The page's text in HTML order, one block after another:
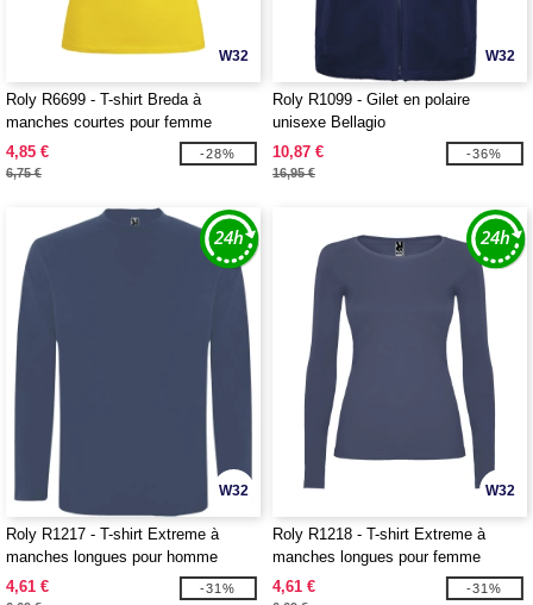
W32
Roly R6699 - T-shirt Breda à
manches courtes pour femme
4,85 €
6,75 €
-28%
W32
Roly R1099 - Gilet en polaire
unisexe Bellagio
10,87 €
16,95 €
-36%
W32
Roly R1217 - T-shirt Extreme à
manches longues pour homme
4,61 €
-31%
W32
Roly R1218 - T-shirt Extreme à
manches longues pour femme
4,61 €
-31%